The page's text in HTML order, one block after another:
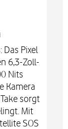
Pixel
6,3-Zoll-
Nits
Kamera
sorgt
Mit
SOS